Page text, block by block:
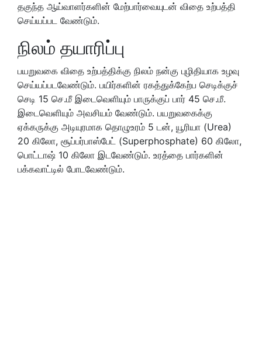
தகுந்த ஆய்வாளர்களின் மேற்பார்வையுடன் விதை உற்பத்தி
செய்யப்பட வேண்டும்.
நிலம் தயாரிப்பு
பயறுவகை விதை உற்பத்திக்கு நிலம் நன்கு புழிதியாக உழவு
செய்யப்படவேண்டும். பயிர்களின் ரகத்துக்கேற்ப செடிக்குச்
செடி 15 செ.மீ இடைவெளியும் பாருக்குப் பார் 45 செ.மீ.
இடைவெளியும் அவசியம் வேண்டும். பயறுவகைக்கு
ஏக்கருக்கு அடியுரமாக தொழுஉரம் 5 டன், யூரியா (Urea)
20 கிலோ, சூப்பர்பாஸ்பேட் (Superphosphate) 60 கிலோ,
பொட்டாஷ் 10 கிலோ இடவேண்டும். உரத்தை பார்களின்
பக்கவாட்டில் போடவேண்டும்.